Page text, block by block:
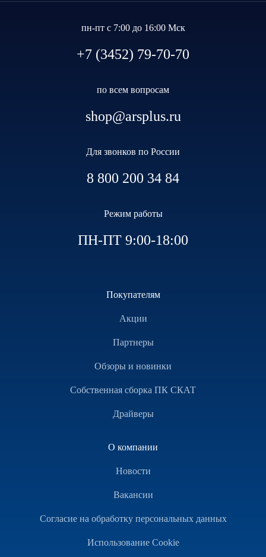
пн-пт с 7:00 до 16:00 Мск
+7 (3452) 79-70-70
по всем вопросам
shop@arsplus.ru
Для звонков по России
8 800 200 34 84
Режим работы
ПН-ПТ 9:00-18:00
Покупателям
Акции
Партнеры
Обзоры и новинки
Собственная сборка ПК СКАТ
Драйверы
О компании
Новости
Вакансии
Согласие на обработку персональных данных
Использование Cookie